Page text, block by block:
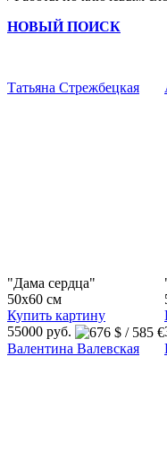
НОВЫЙ ПОИСК
Татьяна Стрежбецкая
"Дама сердца"
50x60 см
Купить картину
55000 руб.
Валентина Валевская